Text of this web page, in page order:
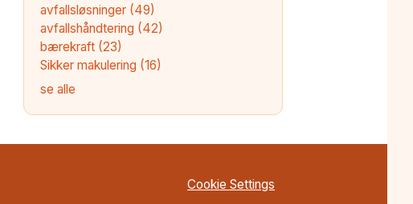
avfallsløsninger (49)
avfallshåndtering (42)
bærekraft (23)
Sikker makulering (16)
se alle
Cookie Settings